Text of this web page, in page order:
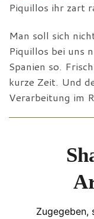
Piquillos ihr zart
Man soll sich
Piquillos bei uns
Spanien so.
kurze Zeit. Und
Verarbeitung im
Zugegeben,